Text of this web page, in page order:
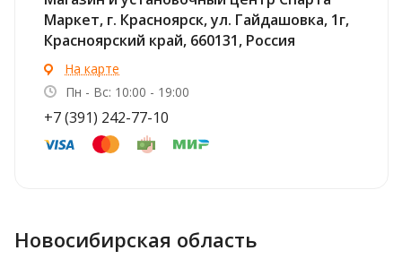
Маркет, г. Красноярск, ул. ​Гайдашовка, 1г,
Красноярский край, ​660131, Россия
На карте
Пн - Вс: 10:00 - 19:00
+7 (391) 242-77-10
Новосибирская область